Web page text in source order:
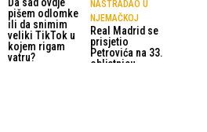
Da sad ovdje
pišem odlomke
ili da snimim
veliki TikTok u
kojem rigam
vatru?
NASTRADAO U
NJEMAČKOJ
Real Madrid se
prisjetio
Petrovića na 33.
obljetnicu